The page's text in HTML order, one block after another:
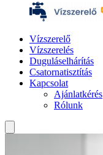
Vízszerelő
Vízszerelés
Duguláselhárítás
Csatornatisztítás
Kapcsolat
Ajánlatkérés
Rólunk